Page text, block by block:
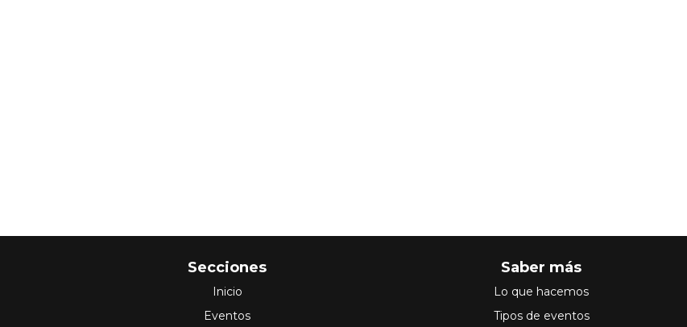
Secciones
Inicio
Eventos
Saber más
Lo que hacemos
Tipos de eventos